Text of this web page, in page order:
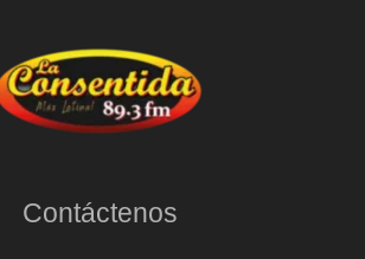
Contáctenos